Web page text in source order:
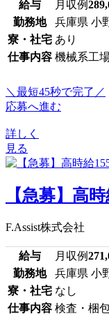
給与 月収例
勤務地
兵庫県 小
寮・社宅 あり
仕事内容 機械系工
＼最短45秒で完了／
応募へ進む
詳しく
見る
【急募】高
F.Assist株式会社
給与 月収例
勤務地
兵庫県 小
寮・社宅 なし
仕事内容 検査・梱